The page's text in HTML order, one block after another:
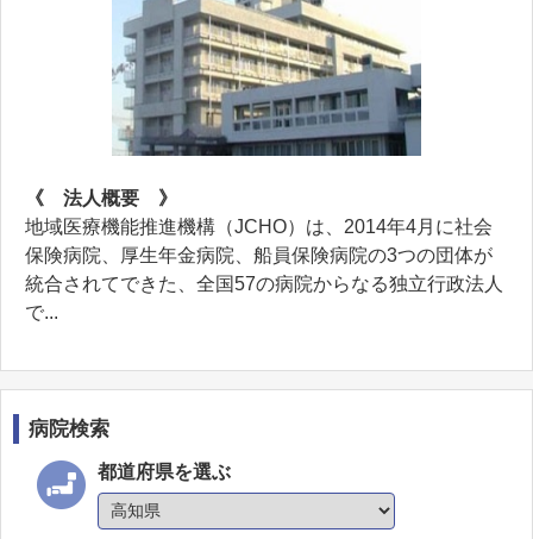
《 法人概要 》
地域医療機能推進機構（JCHO）は、2014年4月に社会
保険病院、厚生年金病院、船員保険病院の3つの団体が
統合されてできた、全国57の病院からなる独立行政法人
で...
病院検索
都道府県を選ぶ